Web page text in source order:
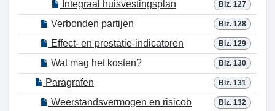
Blz. 127
Integraal huisvestingsplan
Blz. 128
Verbonden partijen
Blz. 129
Effect- en prestatie-indicatoren
Blz. 130
Wat mag het kosten?
Blz. 131
Paragrafen
Blz. 132
Weerstandsvermogen en risicob